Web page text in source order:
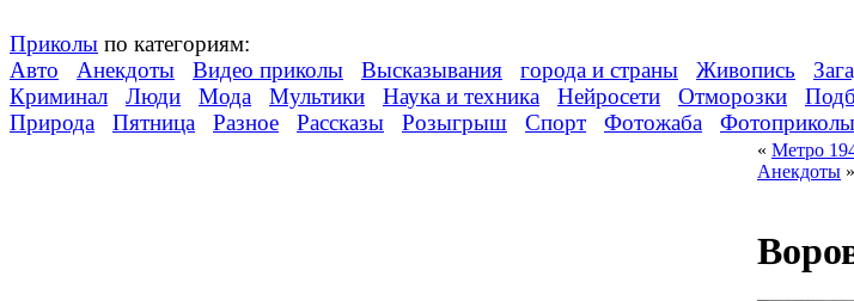
Приколы по категориям:
Авто
Анекдоты Видео приколы Высказывания города и страны Живопись
Криминал
Люди Мода Мультики Наука и техника Нейросети Отморозки
Природа
Пятница Разное Рассказы Розыгрыш Спорт Фотожаба Фотоприколы
« Метро
Анекдоты »